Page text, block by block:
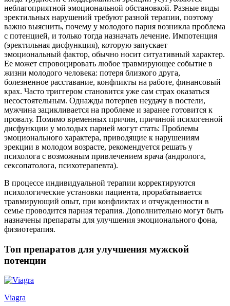
неблагоприятной эмоциональной обстановкой. Разные виды
эректильных нарушений требуют разной терапии, поэтому
важно выяснить, почему у молодого парня возникла проблема
с потенцией, и только тогда назначать лечение. Импотенция
(эректильная дисфункция), которую запускает
эмоциональный фактор, обычно носит ситуативный характер.
Ее может спровоцировать любое травмирующее событие в
жизни молодого человека: потеря близкого друга,
болезненное расставание, конфликты на работе, финансовый
крах. Часто триггером становится уже сам страх оказаться
несостоятельным. Однажды потерпев неудачу в постели,
мужчина зацикливается на проблеме и заранее готовится к
провалу. Помимо временных причин, причиной психогенной
дисфункции у молодых парней могут стать: Проблемы
эмоционального характера, приводящие к нарушениям
эрекции в молодом возрасте, рекомендуется решать у
психолога с возможным привлечением врача (андролога,
сексопатолога, психотерапевта).
В процессе индивидуальной терапии корректируются
психологические установки пациента, прорабатывается
травмирующий опыт, при конфликтах и отчужденности в
семье проводится парная терапия. Дополнительно могут быть
назначены препараты для улучшения эмоционального фона,
физиотерапия.
Топ препаратов для улучшения мужской
потенции
Viagra